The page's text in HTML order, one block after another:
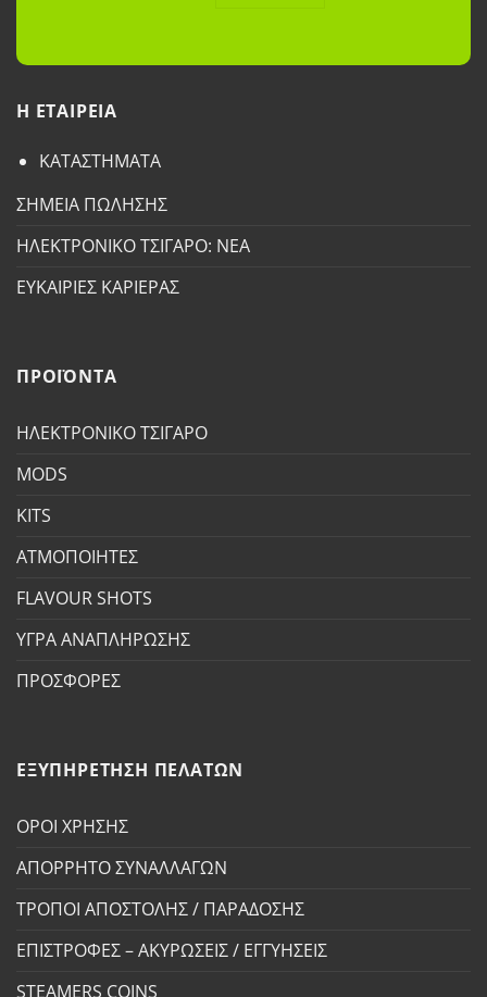
H ETAΙΡΕΙΑ
ΚΑΤΑΣΤΗΜΑΤΑ
ΣΗΜΕΙΑ ΠΩΛΗΣΗΣ
ΗΛΕΚΤΡΟΝΙΚΟ ΤΣΙΓΑΡΟ: ΝΕΑ
ΕΥΚΑΙΡΙΕΣ ΚΑΡΙΕΡΑΣ
ΠΡΟΪΟΝΤΑ
ΗΛΕΚΤΡΟΝΙΚΟ ΤΣΙΓΑΡΟ
MODS
KITS
ΑΤΜΟΠΟΙΗΤΕΣ
FLAVOUR SHOTS
ΥΓΡΑ ΑΝΑΠΛΗΡΩΣΗΣ
ΠΡΟΣΦΟΡΕΣ
ΕΞΥΠΗΡΕΤΗΣΗ ΠΕΛΑΤΩΝ
ΟΡΟΙ ΧΡΗΣΗΣ
ΑΠΟΡΡΗΤΟ ΣΥΝΑΛΛΑΓΩΝ
ΤΡΟΠΟΙ ΑΠΟΣΤΟΛΗΣ / ΠΑΡΑΔΟΣΗΣ
ΕΠΙΣΤΡΟΦΕΣ – ΑΚΥΡΩΣΕΙΣ / ΕΓΓΥΗΣΕΙΣ
STEAMERS COINS